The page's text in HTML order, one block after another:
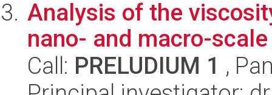
Analysis of the
nano- and macro-scale
Call: PRELUDIUM 1 ,